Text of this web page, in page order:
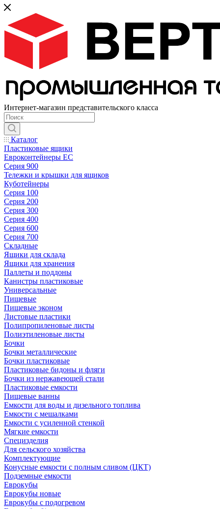
Интернет-магазин представительского класса
Каталог
Пластиковые ящики
Евроконтейнеры ЕС
Серия 900
Тележки и крышки для ящиков
Куботейнеры
Серия 100
Серия 200
Серия 300
Серия 400
Серия 600
Серия 700
Складные
Ящики для склада
Ящики для хранения
Паллеты и поддоны
Канистры пластиковые
Универсальные
Пищевые
Пищевые эконом
Листовые пластики
Полипропиленовые листы
Полиэтиленовые листы
Бочки
Бочки металлические
Бочки пластиковые
Пластиковые бидоны и фляги
Бочки из нержавеющей стали
Пластиковые емкости
Пищевые ванны
Емкости для воды и дизельного топлива
Емкости с мешалками
Емкости с усиленной стенкой
Мягкие емкости
Специзделия
Для сельского хозяйства
Комплектующие
Конусные емкости с полным сливом (ЦКТ)
Подземные емкости
Еврокубы
Еврокубы новые
Еврокубы с подогревом